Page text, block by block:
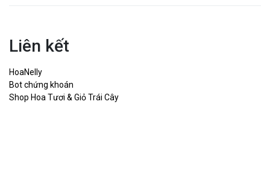
Liên kết
HoaNelly
Bot chứng khoán
Shop Hoa Tươi & Giỏ Trái Cây